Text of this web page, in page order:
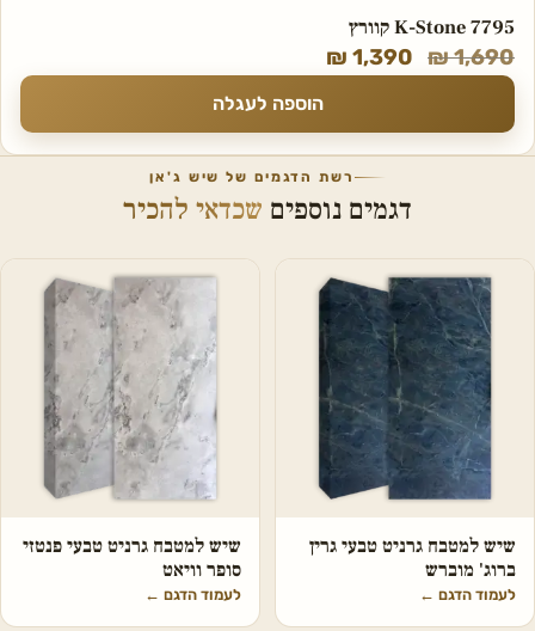
K-Stone 7795 קוורץ
₪1,690
₪ 1,390
הוספה לעגלה
רשת הדגמים של שיש ג'אן
דגמים נוספים שכדאי להכיר
שיש למטבח גרניט טבעי גרין
ברוג' מוברש
לעמוד הדגם ←
שיש למטבח גרניט טבעי פנטזי
סופר וויאט
לעמוד הדגם ←